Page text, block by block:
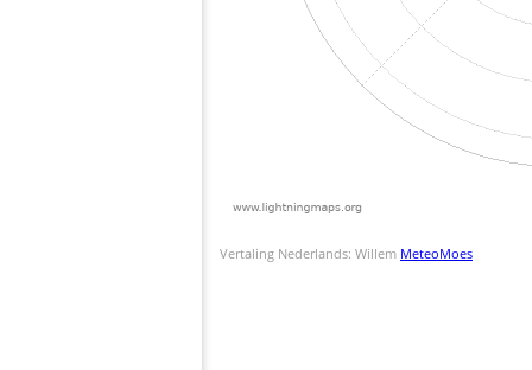
Vertaling Nederlands: Willem MeteoMoes